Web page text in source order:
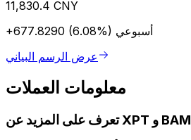
11,830.4 CNY
+677.8290 (6.08%) أسبوعي
عرض الرسم البياني
معلومات العملات
تعرف على المزيد عن XPT و BAM